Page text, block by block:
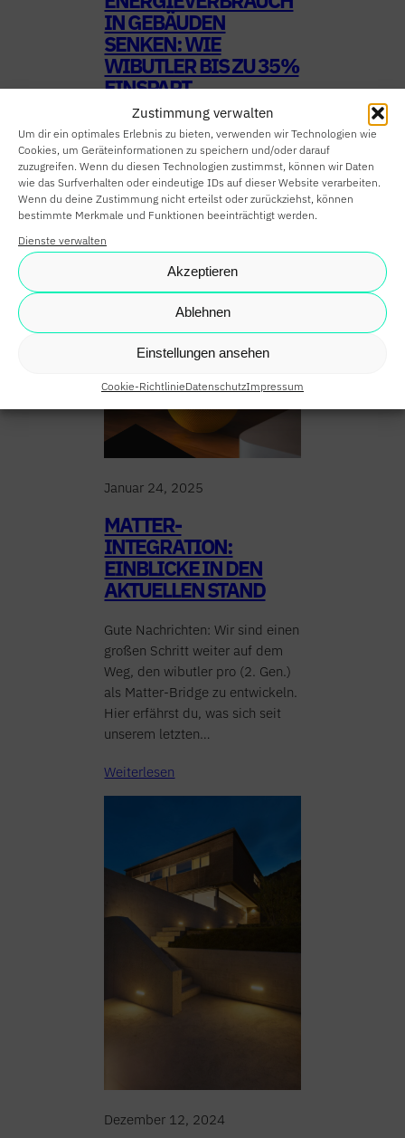
Zustimmung verwalten
Um dir ein optimales Erlebnis zu bieten, verwenden wir Technologien wie
Cookies, um Geräteinformationen zu speichern und/oder darauf
zuzugreifen. Wenn du diesen Technologien zustimmst, können wir Daten
wie das Surfverhalten oder eindeutige IDs auf dieser Website verarbeiten.
Wenn du deine Zustimmung nicht erteilst oder zurückziehst, können
bestimmte Merkmale und Funktionen beeinträchtigt werden.
Dienste verwalten
Akzeptieren
Ablehnen
Einstellungen ansehen
Cookie-RichtlinieDatenschutzImpressum
HOME
HOME
SMART
BUILDING
SMARTE
PARTNER
KARRIERE
NEWS
SHOP
|DATENSCHUTZ|SUPPORT
IN GEBÄUDEN
SENKEN: WIE
WIBUTLER BIS ZU 35 %
EINSPART
Kommunale Gebäude und
Wohnanlagen stehen unter
Druck: hohe Energiekosten,
steigende gesetzliche
Anforderungen und
der Energieverbrauch in
Gebäuden senken? Mit wibutler
gelingt die Reduktion des…
Weiterlesen
Januar 24, 2025
MATTER-
INTEGRATION:
EINBLICKE IN DEN
AKTUELLEN STAND
Gute Nachrichten: Wir sind einen
großen Schritt weiter auf dem
Weg, den wibutler pro (2. Gen.)
als Matter-Bridge zu entwickeln.
Hier erfährst du, was sich seit
unserem letzten…
Weiterlesen
Dezember 12, 2024